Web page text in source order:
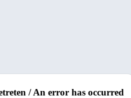
/ An error has occurred